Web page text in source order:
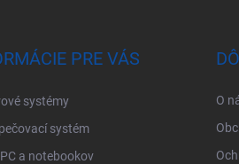
PRE VÁS
systémy
systém
a notebookov
O